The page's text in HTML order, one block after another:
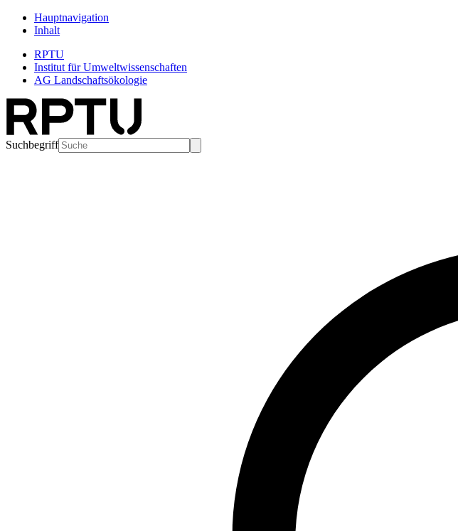
Hauptnavigation
Inhalt
RPTU
Institut für Umweltwissenschaften
AG Landschaftsökologie
Suchbegriff